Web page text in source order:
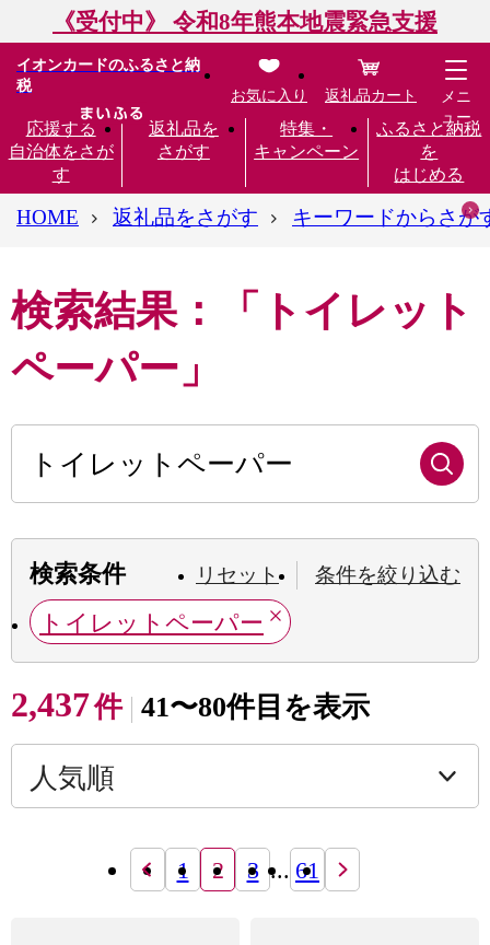
《受付中》 令和8年熊本地震緊急支援
イオンカードのふるさと納
税
応援する
自治体をさが
す
返礼品を
さがす
特集・
キャンペーン
ふるさと納税
を
はじめる
お気に入り 返礼品カート
メニ
ュー
HOME 返礼品をさがす キーワードからさが
検索結果：「トイレット
ペーパー」
検索条件 リセット 条件を絞り込む
トイレットペーパー
2,437件 41〜80件目を表示
1 2 3 ... 61